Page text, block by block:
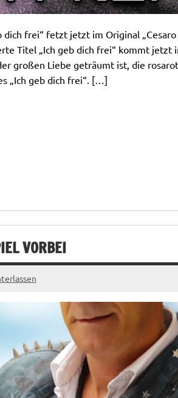
frei“ fetzt jetzt im Original „Cesaro
Titel „Ich geb dich frei“ kommt jetzt
großen Liebe geträumt ist, die
„Ich geb dich frei“. […]
VORBEI